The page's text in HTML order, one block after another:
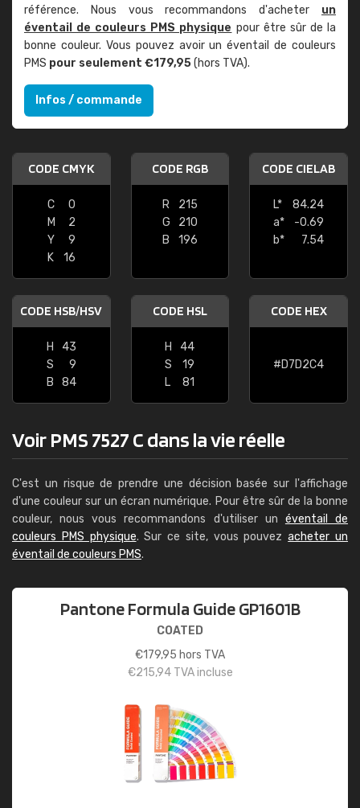
référence. Nous vous recommandons d'acheter un
éventail de couleurs PMS physique pour être sûr de la
bonne couleur. Vous pouvez avoir un éventail de couleurs
PMS pour seulement €179,95(hors TVA).
Infos / commande
CODE CMYK
C
0
M
2
Y
9
K
16
CODE RGB
R
215
G
210
B
196
CODE CIELAB
L*
84.24
a*
-0.69
b*
7.54
CODE HSB/HSV
H
43
S
9
B
84
CODE HSL
H
44
S
19
L
81
CODE HEX
#D7D2C4
Voir PMS 7527 C dans la vie réelle
C'est un risque de prendre une décision basée sur l'affichage
d'une couleur sur un écran numérique. Pour être sûr de la bonne
couleur, nous vous recommandons d'utiliser un éventail de
couleurs PMS physique. Sur ce site, vous pouvezacheter un
éventail de couleurs PMS.
Pantone Formula Guide GP1601B
COATED
€179,95 hors TVA
€215,94TVA incluse